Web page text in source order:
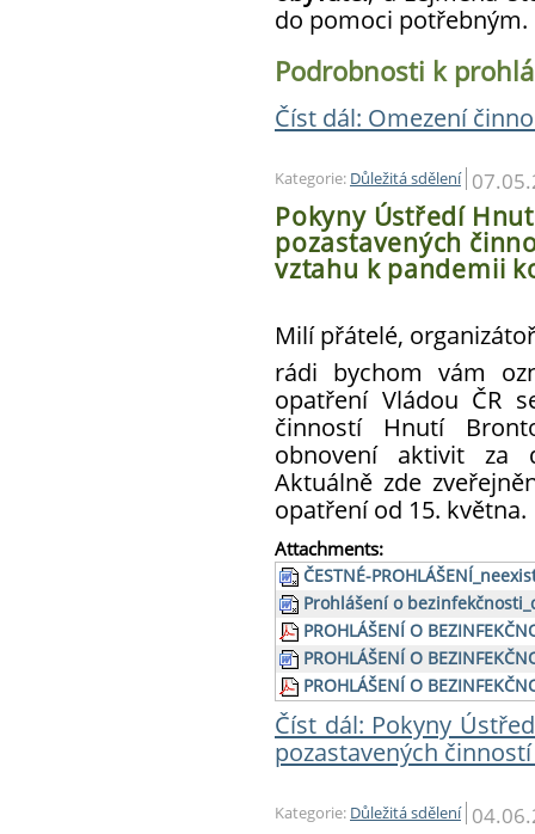
do pomoci potřebným.
Podrobnosti k
Číst dál: Omezení
Kategorie: Důležitá sdělení
Pokyny Ústředí
pozastavených
vztahu k pandemii
Milí přátelé,
rádi bychom vám
opatření Vládou ČR
činností Hnutí
obnovení aktivit za
Aktuálně zde
opatření od 15. května.
Attachments:
ČESTNÉ-
Prohlášení o
PROHLÁŠENÍ O
PROHLÁŠENÍ O
PROHLÁŠENÍ O
Číst dál: Pokyny
pozastavených
Kategorie: Důležitá sdělení